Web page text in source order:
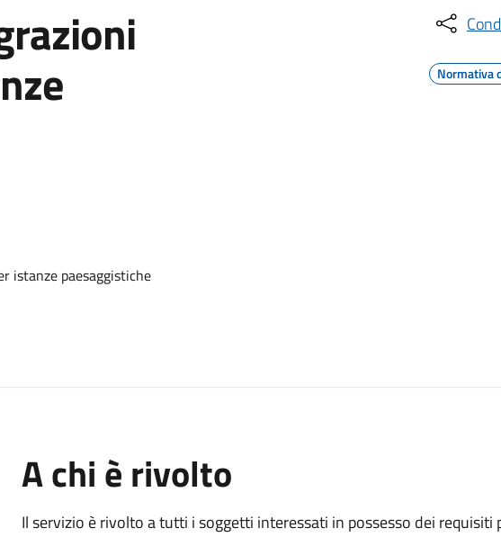
istanze paesaggistiche
Normativa
A chi è rivolto
Il servizio è rivolto a tutti i soggetti interessati in possesso dei requisiti